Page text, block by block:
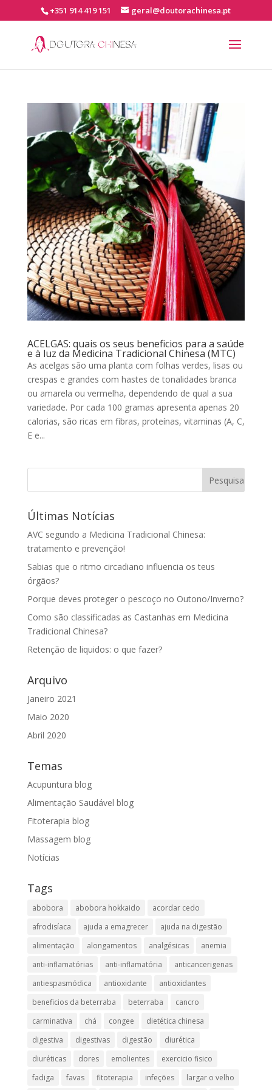
+351 914 419 151 geral@doutorachinesa.pt
ACELGAS: quais os seus beneficios para a saúde
e à luz da Medicina Tradicional Chinesa (MTC)
As acelgas são uma planta com folhas verdes, lisas ou
crespas e grandes com hastes de tonalidades branca
ou amarela ou vermelha, dependendo de qual a sua
variedade. Por cada 100 gramas apresenta apenas 20
calorias, são ricas em fibras, proteínas, vitaminas (A, C,
E e...
Últimas Notícias
AVC segundo a Medicina Tradicional Chinesa:
tratamento e prevenção!
Sabias que o ritmo circadiano influencia os teus
órgãos?
Porque deves proteger o pescoço no Outono/Inverno?
Como são classificadas as Castanhas em Medicina
Tradicional Chinesa?
Retenção de liquidos: o que fazer?
Arquivo
Janeiro 2021
Maio 2020
Abril 2020
Temas
Acupuntura blog
Alimentação Saudável blog
Fitoterapia blog
Massagem blog
Notícias
Tags
abobora abobora hokkaido
acordar cedo
afrodisíaca
ajuda a emagrecer
ajuda na digestão
alimentação
alongamentos analgésicas
anemia
anti-inflamatórias
anti-inflamatória​
anticancerigenas
antiespasmódica
antioxidante
antioxidantes
beneficios da beterraba
beterraba
cancro
carminativa
chá congee
dietética chinesa
digestiva
digestivas digestão
diurética
diuréticas​
dores emolientes
exercicio fisico
fadiga
favas fitoterapia infeções largar o velho